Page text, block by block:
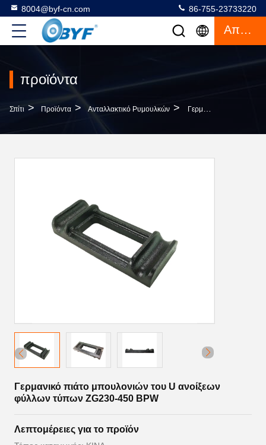
8004@byf-cn.com 86-755-23733220
Απόσπασμα
προϊόντα
Σπίτι > Προϊόντα > Ανταλλακτικό Ρυμουλκών > Γερμανικό Πιάτο Μπουλονιών Του U Ανοίξεων Φύλλων Τύπων ZG230-450 BPW
Γερμανικό πιάτο μπουλονιών του U ανοίξεων
φύλλων τύπων ZG230-450 BPW
Λεπτομέρειες για το προϊόν